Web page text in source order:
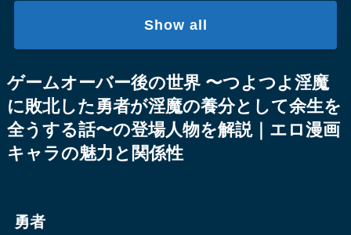
Show all
ゲームオーバー後の世界 〜つよつよ淫魔
に敗北した勇者が淫魔の養分として余生を
全うする話〜の登場人物を解説｜エロ漫画
キャラの魅力と関係性
勇者